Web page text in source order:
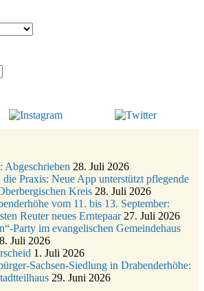
Orchester im Stadtteilhaus um 16:00
in Drabenderhöhe um 17:00 Uhr
um 11:15 Uhr
im Ev. Gemeindehaus von 10-12 Uhr
am Robert-Gassner-Hof um
der Kreisgruppe im Stadtteilhaus um 19:00
Frauenvereins im Ev. Gemeindehaus um
Brauchtum am Robert-
17:00 Uhr
im Ev. Gemeindehaus von 10-12 Uhr
des Honterus Chors in der Kirche um
Abgeschrieben 28. Juli 2026
Praxis: Neue App unterstützt pflegende
Kreis 28. Juli 2026
vom 11. bis 13. September:
Reuter neues Erntepaar 27. Juli 2026
Party im evangelischen Gemeindehaus
8. Juli 2026
1. Juli 2026
Sachsen-Siedlung in Drabenderhöhe:
29. Juni 2026